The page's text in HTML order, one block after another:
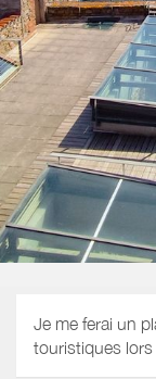
Je me ferai un
touristiques lors